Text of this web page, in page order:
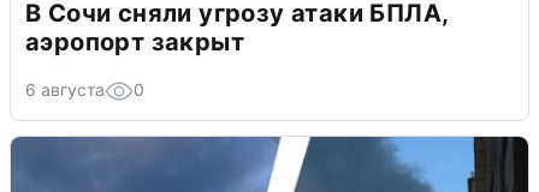
В Сочи сняли угрозу атаки БПЛА,
аэропорт закрыт
6 августа 0